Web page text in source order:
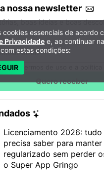
nossa newsletter
boas ideias e boas
os termos de uso e a política
Quero receber
Licenciamento 2026:
precisa saber para
regularizado sem perder
o Super App Gringo
Privacidade e Cookies
cookies essenciais de acordo
Privacidade e, ao continuar
estas condições: